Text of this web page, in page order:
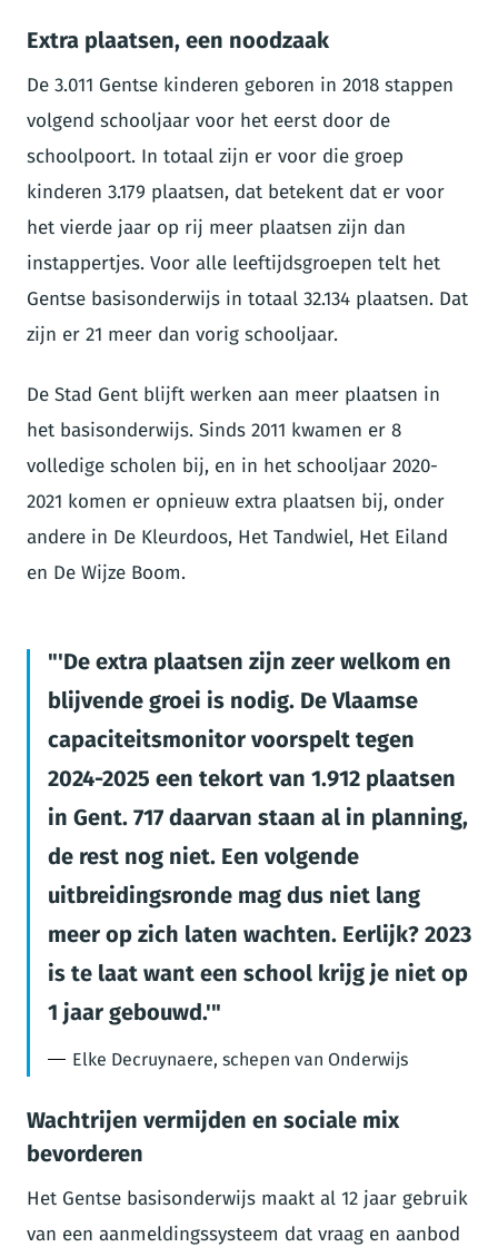
Extra plaatsen, een noodzaak
De 3.011 Gentse kinderen geboren in 2018 stappen
volgend schooljaar voor het eerst door de
schoolpoort. In totaal zijn er voor die groep
kinderen 3.179 plaatsen, dat betekent dat er voor
het vierde jaar op rij meer plaatsen zijn dan
instappertjes. Voor alle leeftijdsgroepen telt het
Gentse basisonderwijs in totaal 32.134 plaatsen. Dat
zijn er 21 meer dan vorig schooljaar.
De Stad Gent blijft werken aan meer plaatsen in
het basisonderwijs. Sinds 2011 kwamen er 8
volledige scholen bij, en in het schooljaar 2020-
2021 komen er opnieuw extra plaatsen bij, onder
andere in De Kleurdoos, Het Tandwiel, Het Eiland
en De Wijze Boom.
'De extra plaatsen zijn zeer welkom en
blijvende groei is nodig. De Vlaamse
capaciteitsmonitor voorspelt tegen
2024-2025 een tekort van 1.912 plaatsen
in Gent. 717 daarvan staan al in planning,
de rest nog niet. Een volgende
uitbreidingsronde mag dus niet lang
meer op zich laten wachten. Eerlijk? 2023
is te laat want een school krijg je niet op
1 jaar gebouwd.'
Elke Decruynaere, schepen van Onderwijs
Wachtrijen vermijden en sociale mix
bevorderen
Het Gentse basisonderwijs maakt al 12 jaar gebruik
van een aanmeldingssysteem dat vraag en aanbod